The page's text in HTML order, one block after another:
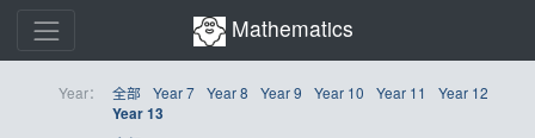
Mathematics
Year： 全部 Year 7 Year 8 Year 9 Year 10 Year 11
Year 12
Year 13